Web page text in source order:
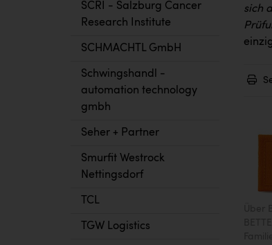
SCRI - Salzburg Cancer
Research Institute
SCHMACHTL GmbH
Schwingshandl -
automation technology
gmbh
Seher + Partner
Smurfit Westrock
Nettingsdorf
TCL
TGW Logistics
sich